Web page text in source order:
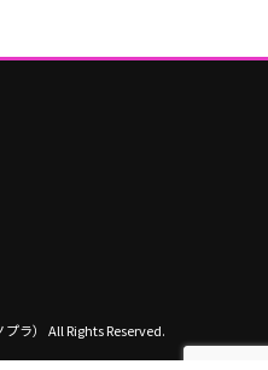
ラ） All Rights Reserved.